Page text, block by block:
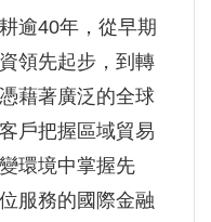
逾40年，從早期
領先起步，到轉
藉著廣泛的全球
戶把握區域貿易
環境中掌握先
服務的國際金融